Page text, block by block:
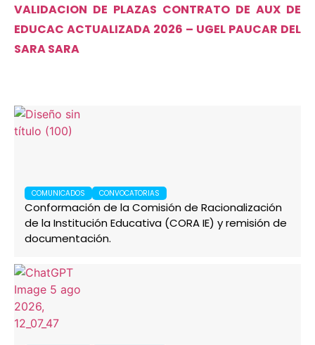
VALIDACION DE PLAZAS CONTRATO DE AUX DE
EDUCAC ACTUALIZADA 2026 – UGEL PAUCAR DEL
SARA SARA
COMUNICADOS CONVOCATORIAS
Conformación de la Comisión de Racionalización
de la Institución Educativa (CORA IE) y remisión de
documentación.